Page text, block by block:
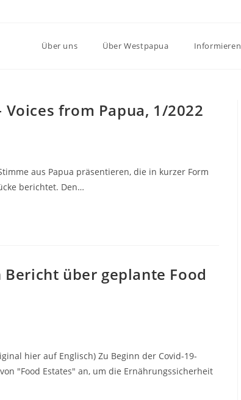
Über uns Über Westpapua Informieren
Voices from Papua, 1/2022
aus Papua präsentieren, die in kurzer Form
berichtet. Den…
Bericht über geplante Food
hier auf Englisch) Zu Beginn der Covid-19-
"Food Estates" an, um die Ernährungssicherheit